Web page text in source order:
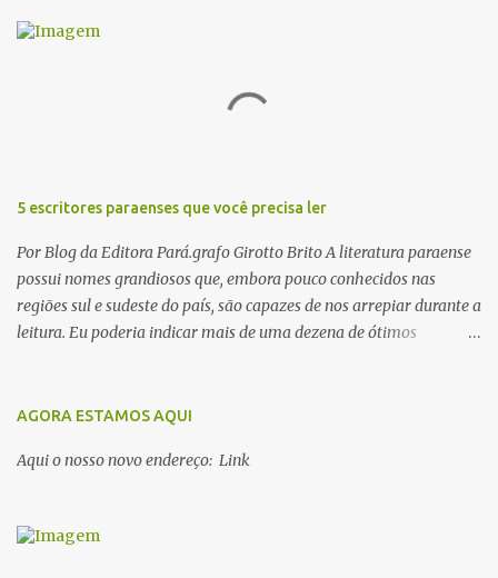
r
5 escritores paraenses que você precisa ler
Por Blog da Editora Pará.grafo Girotto Brito A literatura paraense
possui nomes grandiosos que, embora pouco conhecidos nas
regiões sul e sudeste do país, são capazes de nos arrepiar durante a
leitura. Eu poderia indicar mais de uma dezena de ótimos
1. Dalcídio Jurandir Nascido na cidade de Ponta de Pedras, Ilha do
dos quais 10 formam o chamado Ciclo do Extremo Norte -- uma
completar seus estudos na cidade grande. A série inicia com o livro
AGORA ESTAMOS AQUI
Aqui o nosso novo endereço: Link